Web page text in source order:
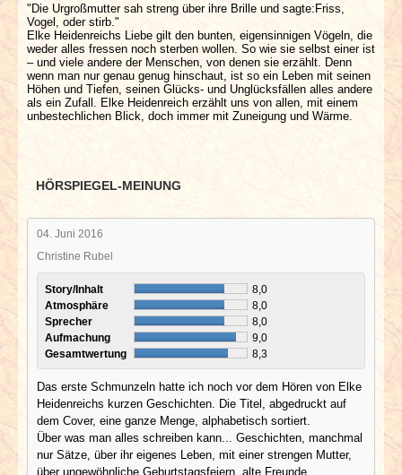
"Die Urgroßmutter sah streng über ihre Brille und sagte:Friss,
Vogel, oder stirb."
Elke Heidenreichs Liebe gilt den bunten, eigensinnigen Vögeln, die
weder alles fressen noch sterben wollen. So wie sie selbst einer ist
– und viele andere der Menschen, von denen sie erzählt. Denn
wenn man nur genau genug hinschaut, ist so ein Leben mit seinen
Höhen und Tiefen, seinen Glücks- und Unglücksfällen alles andere
als ein Zufall. Elke Heidenreich erzählt uns von allen, mit einem
unbestechlichen Blick, doch immer mit Zuneigung und Wärme.
HÖRSPIEGEL-MEINUNG
04. Juni 2016
Christine Rubel
Story/Inhalt
8,0
Atmosphäre
8,0
Sprecher
8,0
Aufmachung
9,0
Gesamtwertung
8,3
Das erste Schmunzeln hatte ich noch vor dem Hören von Elke
Heidenreichs kurzen Geschichten. Die Titel, abgedruckt auf
dem Cover, eine ganze Menge, alphabetisch sortiert.
Über was man alles schreiben kann... Geschichten, manchmal
nur Sätze, über ihr eigenes Leben, mit einer strengen Mutter,
über ungewöhnliche Geburtstagsfeiern, alte Freunde,